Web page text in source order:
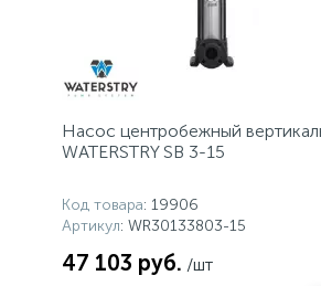
Насос центробежный
WATERSTRY SB 3-15
Код товара: 19906
Артикул: WR30133803-15
47 103 руб. /шт